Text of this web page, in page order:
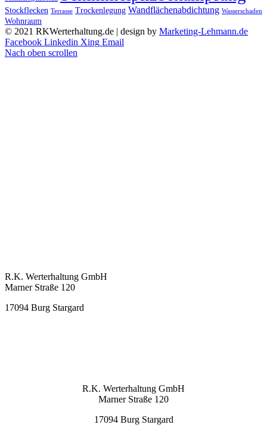
Stockflecken Terrasse Trockenlegung Wandflächenabdichtung Wasserschaden
Wohnraum
© 2021 RKWerterhaltung.de | design by Marketing-Lehmann.de
Facebook Linkedin Xing Email
Nach oben scrollen
R.K. Werterhaltung GmbH
Marner Straße 120
17094 Burg Stargard
R.K. Werterhaltung GmbH
Marner Straße 120
17094 Burg Stargard